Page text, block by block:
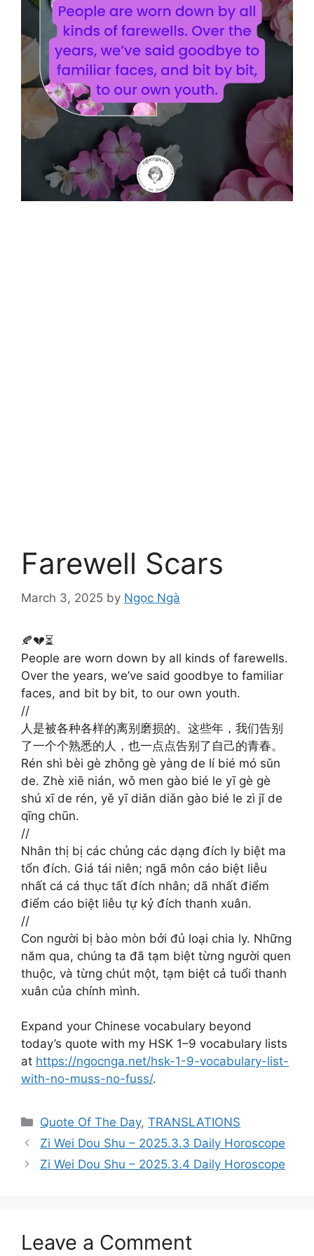
Farewell Scars
March 3, 2025 by Ngọc Ngà
🍂💔⏳
People are worn down by all kinds of farewells.
Over the years, we’ve said goodbye to familiar
faces, and bit by bit, to our own youth.
//
人是被各种各样的离别磨损的。这些年，我们告别
了一个个熟悉的人，也一点点告别了自己的青春。
Rén shì bèi gè zhǒng gè yàng de lí bié mó sǔn
de. Zhè xiē nián, wǒ men gào bié le yī gè gè
shú xī de rén, yě yī diǎn diǎn gào bié le zì jǐ de
qīng chūn.
//
Nhân thị bị các chủng các dạng đích ly biệt ma
tổn đích. Giá tái niên; ngã môn cáo biệt liễu
nhất cá cá thục tất đích nhân; dã nhất điểm
điểm cáo biệt liễu tự kỷ đích thanh xuân.
//
Con người bị bào mòn bởi đủ loại chia ly. Những
năm qua, chúng ta đã tạm biệt từng người quen
thuộc, và từng chút một, tạm biệt cả tuổi thanh
xuân của chính mình.
Expand your Chinese vocabulary beyond
today’s quote with my HSK 1–9 vocabulary lists
at https://ngocnga.net/hsk-1-9-vocabulary-list-
with-no-muss-no-fuss/.
Categories
Quote Of The Day,TRANSLATIONS
Zi Wei Dou Shu – 2025.3.3 Daily Horoscope
Zi Wei Dou Shu – 2025.3.4 Daily Horoscope
Leave a Comment